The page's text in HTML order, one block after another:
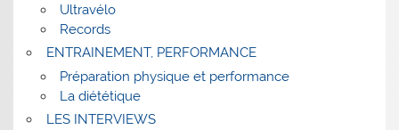
Ultravélo
Records
ENTRAINEMENT, PERFORMANCE
Préparation physique et performance
La diététique
LES INTERVIEWS